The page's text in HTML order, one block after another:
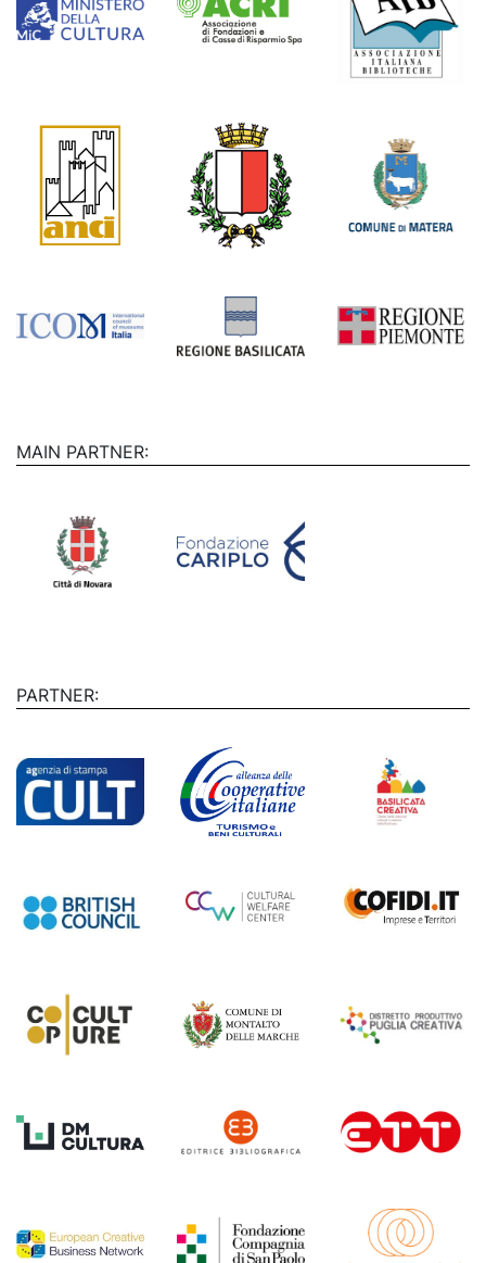
MAIN PARTNER:
PARTNER: